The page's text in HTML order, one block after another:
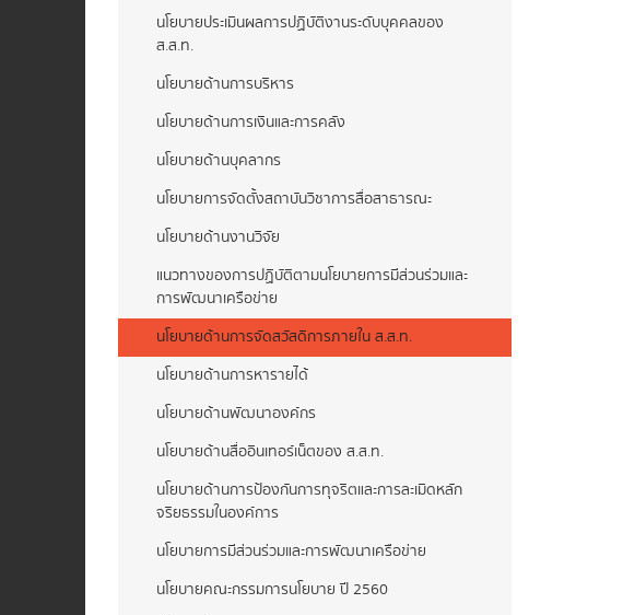
นโยบายประเมินผลการปฏิบัติงานระดับบุคคลของ
ส.ส.ท.
นโยบายด้านการบริหาร
นโยบายด้านการเงินและการคลัง
นโยบายด้านบุคลากร
นโยบายการจัดตั้งสถาบันวิชาการสื่อสาธารณะ
นโยบายด้านงานวิจัย
แนวทางของการปฏิบัติตามนโยบายการมีส่วนร่วมและ
การพัฒนาเครือข่าย
นโยบายด้านการจัดสวัสดิการภายใน ส.ส.ท.
นโยบายด้านการหารายได้
นโยบายด้านพัฒนาองค์กร
นโยบายด้านสื่ออินเทอร์เน็ตของ ส.ส.ท.
นโยบายด้านการป้องกันการทุจริตและการละเมิดหลัก
จริยธรรมในองค์การ
นโยบายการมีส่วนร่วมและการพัฒนาเครือข่าย
นโยบายคณะกรรมการนโยบาย ปี 2560